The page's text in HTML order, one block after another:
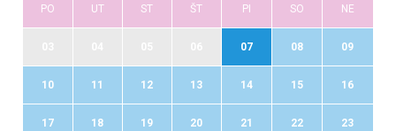
PO UT ST ŠT PI SO NE
07 08 09
10 11 12 13 14 15 16
17 18 19 20 21 22 23